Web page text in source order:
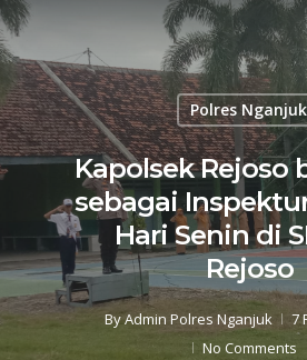
Skip
to
main
content
Polres Nganjuk
Kapolsek Rejoso
sebagai
Hari Senin di
Rejoso
ByAdmin Polres Nganjuk
7
No Comments